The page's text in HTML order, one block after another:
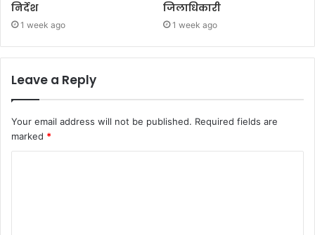
निर्देश
1 week ago
जिलाधिकारी
1 week ago
Leave a Reply
Your email address will not be published. Required fields are
marked *